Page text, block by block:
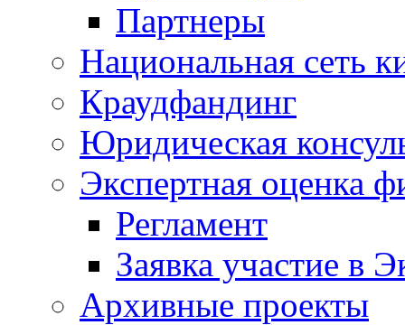
Партнеры
Национальная сеть
Краудфандинг
Юридическая
Экспертная оценка
Регламент
Заявка участие в
Архивные проекты